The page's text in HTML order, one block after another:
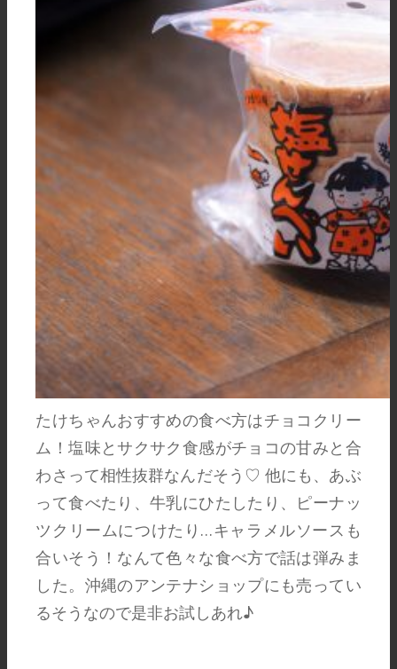
たけちゃんおすすめの食べ方はチョコクリー
ム！塩味とサクサク食感がチョコの甘みと合
わさって相性抜群なんだそう♡ 他にも、あぶ
って食べたり、牛乳にひたしたり、ピーナッ
ツクリームにつけたり…キャラメルソースも
合いそう！なんて色々な食べ方で話は弾みま
した。沖縄のアンテナショップにも売ってい
るそうなので是非お試しあれ♪